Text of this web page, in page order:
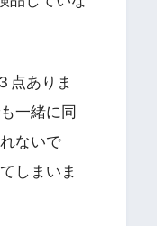
点ありま
一緒に同
ないで
しまいま